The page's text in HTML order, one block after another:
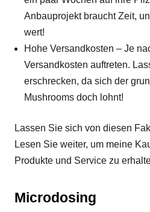
Anbauprojekt braucht Zeit,
wert!
Hohe Versandkosten – Je
Versandkosten auftreten.
erschrecken, da sich der
Mushrooms doch lohnt!
Lassen Sie sich von diesen
Lesen Sie weiter, um meine
Produkte und Service zu
Microdosing